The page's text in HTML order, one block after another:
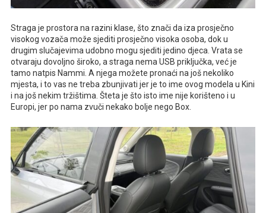
Straga je prostora na razini klase, što znači da iza prosječno
visokog vozača može sjediti prosječno visoka osoba, dok u
drugim slučajevima udobno mogu sjediti jedino djeca. Vrata se
otvaraju dovoljno široko, a straga nema USB priključka, već je
tamo natpis Nammi. A njega možete pronaći na još nekoliko
mjesta, i to vas ne treba zbunjivati jer je to ime ovog modela u Kini
i na još nekim tržištima. Šteta je što isto ime nije korišteno i u
Europi, jer po nama zvuči nekako bolje nego Box.